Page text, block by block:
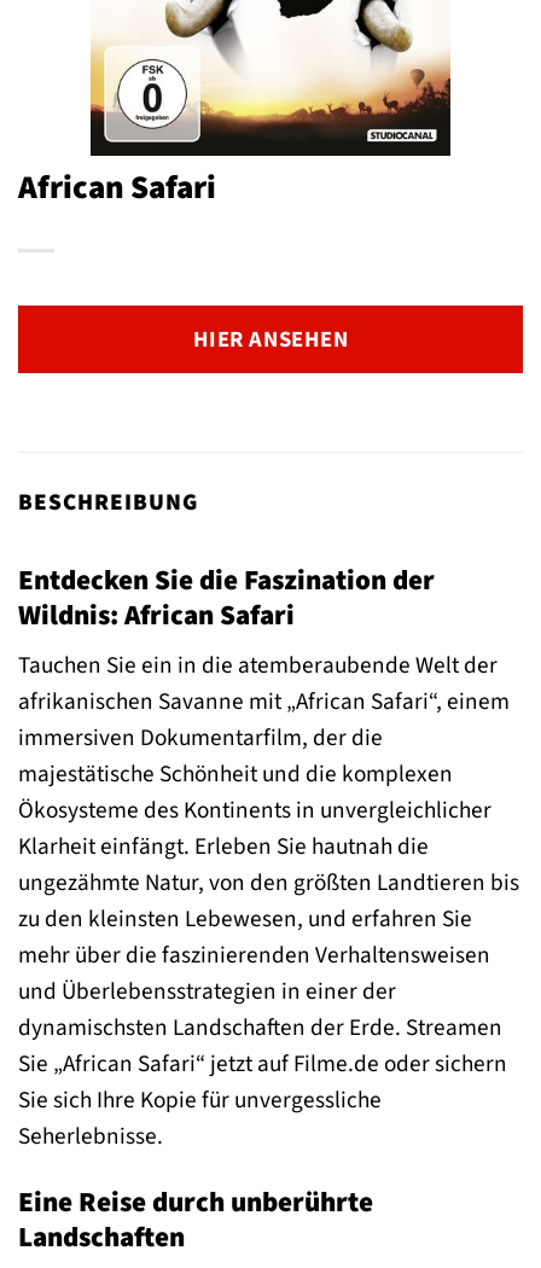
African Safari
HIER ANSEHEN
BESCHREIBUNG
Entdecken Sie die Faszination der
Wildnis: African Safari
Tauchen Sie ein in die atemberaubende Welt der
afrikanischen Savanne mit „African Safari“, einem
immersiven Dokumentarfilm, der die
majestätische Schönheit und die komplexen
Ökosysteme des Kontinents in unvergleichlicher
Klarheit einfängt. Erleben Sie hautnah die
ungezähmte Natur, von den größten Landtieren bis
zu den kleinsten Lebewesen, und erfahren Sie
mehr über die faszinierenden Verhaltensweisen
und Überlebensstrategien in einer der
dynamischsten Landschaften der Erde. Streamen
Sie „African Safari“ jetzt auf Filme.de oder sichern
Sie sich Ihre Kopie für unvergessliche
Seherlebnisse.
Eine Reise durch unberührte
Landschaften